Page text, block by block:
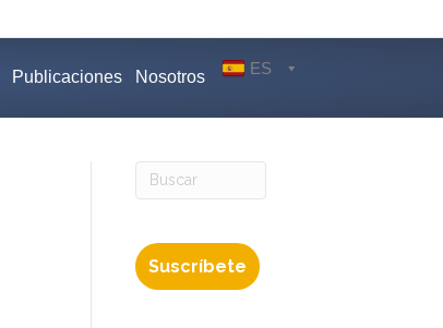
Publicaciones Nosotros ES
Suscríbete